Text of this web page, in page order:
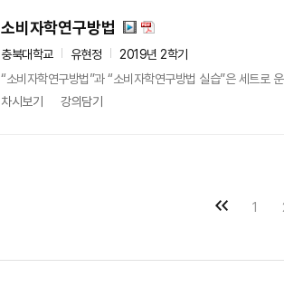
소비자학연구방법
충북대학교 유현정
2019년 2학기
“소비자학연구방법”과 “소비자학연구방법 실습”은 세트로
차시보기
강의담기
1